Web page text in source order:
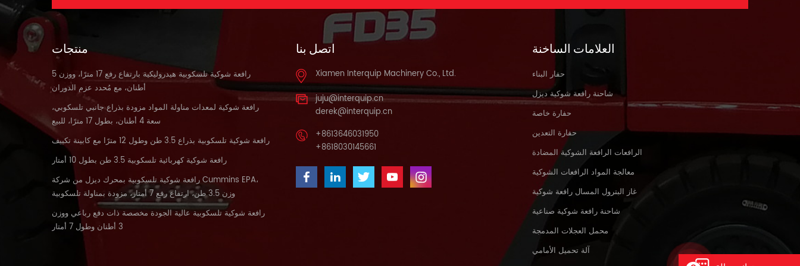
منتجات
رافعة شوكية تلسكوبية هيدروليكية بارتفاع رفع 17 مترًا، ووزن 5
أطنان، مع مُحدد عزم الدوران
رافعة شوكية لمعدات مناولة المواد مزودة بذراع جانبي تلسكوبي،
سعة 4 أطنان، بطول 17 مترًا، للبيع
رافعة شوكية تلسكوبية بذراع 3.5 طن وطول 12 مترًا مع كابينة تكييف
رافعة شوكية كهربائية تلسكوبية 3.5 طن بطول 10 أمتار
رافعة شوكية تلسكوبية بمحرك ديزل من شركة Cummins EPA،
وزن 3.5 طن، ارتفاع رفع 7 أمتار، مزودة بمناولة تلسكوبية
رافعة شوكية تلسكوبية عالية الجودة مخصصة ذات دفع رباعي ووزن
3 أطنان وطول 7 أمتار
اتصل بنا
Xiamen Interquip Machinery Co., Ltd.
juju@interquip.cn
derek@interquip.cn
+8613646031950
+8618030145661
العلامات الساخنة
حفار البناء
شاحنة رافعة شوكية ديزل
حفارة خاصة
حفارة التعدين
الرافعات الرافعة الشوكية المضادة
معالجة المواد الرافعات الشوكية
غاز البترول المسال رافعة شوكية
شاحنة رافعة شوكية صناعية
محمل العجلات المدمجة
آلة تحميل الأمامي